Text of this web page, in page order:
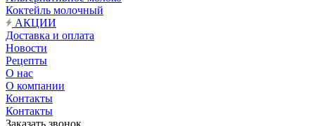
Коктейль молочный
АКЦИИ
Доставка и оплата
Новости
Рецепты
О нас
О компании
Контакты
Контакты
Заказать звонок